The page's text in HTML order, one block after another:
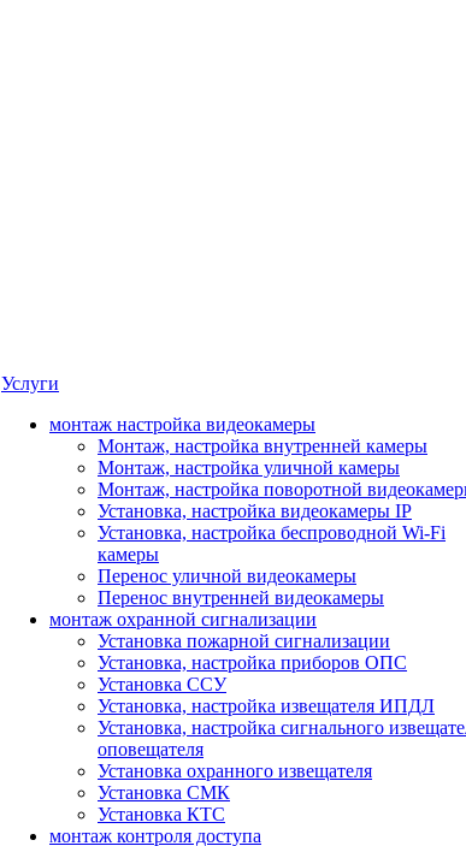
Услуги
монтаж настройка видеокамеры
Монтаж, настройка внутренней камеры
Монтаж, настройка уличной камеры
Монтаж, настройка поворотной
Установка, настройка видеокамеры IP
Установка, настройка беспроводной Wi-Fi
камеры
Перенос уличной видеокамеры
Перенос внутренней видеокамеры
монтаж охранной сигнализации
Установка пожарной сигнализации
Установка, настройка приборов ОПС
Установка ССУ
Установка, настройка извещателя ИПДЛ
Установка, настройка сигнального
оповещателя
Установка охранного извещателя
Установка СМК
Установка КТС
монтаж контроля доступа